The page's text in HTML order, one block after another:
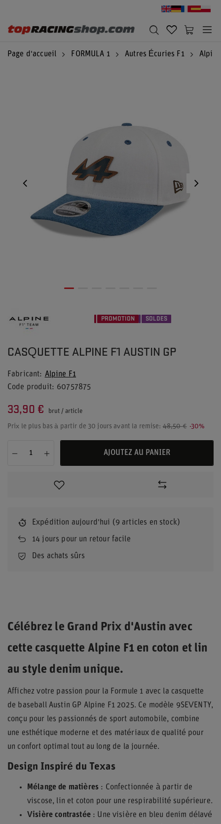
Page d'accueil FORMULA 1 Autres Écuries F1 Alpine
PROMOTION SOLDES
CASQUETTE ALPINE F1 AUSTIN GP
Fabricant
Alpine F1
Code produit
60757875
33,90 € brut / article
Prix le plus bas à partir de 30 jours avant la remise: 48,50 € -30%
AJOUTEZ AU PANIER
Expédition aujourd'hui (9 articles en stock)
14 jours pour un retour facile
Des achats sûrs
Célébrez le Grand Prix d'Austin avec
cette casquette Alpine F1 en coton et lin
au style denim unique.
Affichez votre passion pour la Formule 1 avec la casquette
de baseball Austin GP Alpine F1 2025. Ce modèle 9SEVENTY,
conçu pour les passionnés de sport automobile, combine
une esthétique moderne et des matériaux de qualité pour
un confort optimal tout au long de la journée.
Design Inspiré du Texas
Mélange de matières : Confectionnée à partir de
viscose, lin et coton pour une respirabilité supérieure.
Visière contrastée: Une visière en bleu denim délavé